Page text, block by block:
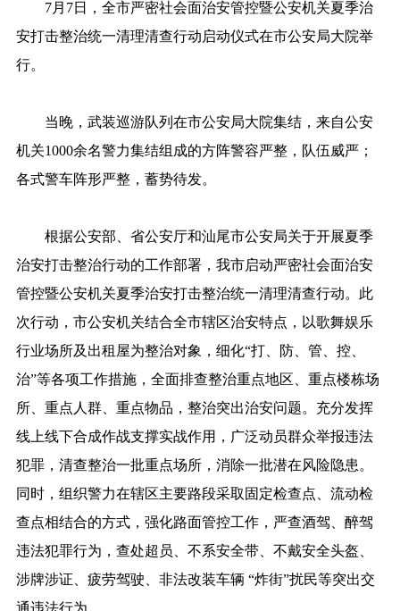
7月7日，全市严密社会面治安管控暨公安机关夏季治
安打击整治统一清理清查行动启动仪式在市公安局大院举
行。
当晚，武装巡游队列在市公安局大院集结，来自公安
机关1000余名警力集结组成的方阵警容严整，队伍威严；
各式警车阵形严整，蓄势待发。
根据公安部、省公安厅和汕尾市公安局关于开展夏季
治安打击整治行动的工作部署，我市启动严密社会面治安
管控暨公安机关夏季治安打击整治统一清理清查行动。此
次行动，市公安机关结合全市辖区治安特点，以歌舞娱乐
行业场所及出租屋为整治对象，细化“打、防、管、控、
治”等各项工作措施，全面排查整治重点地区、重点楼栋场
所、重点人群、重点物品，整治突出治安问题。充分发挥
线上线下合成作战支撑实战作用，广泛动员群众举报违法
犯罪，清查整治一批重点场所，消除一批潜在风险隐患。
同时，组织警力在辖区主要路段采取固定检查点、流动检
查点相结合的方式，强化路面管控工作，严查酒驾、醉驾
违法犯罪行为，查处超员、不系安全带、不戴安全头盔、
涉牌涉证、疲劳驾驶、非法改装车辆 “炸街”扰民等突出交
通违法行为。